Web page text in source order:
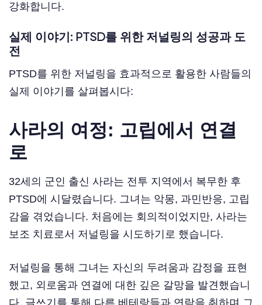
강화합니다.
실제 이야기: PTSD를 위한 저널링의 성공과 도
전
PTSD를 위한 저널링을 효과적으로 활용한 사람들의
실제 이야기를 살펴봅시다:
사라의 여정: 고립에서 연결
로
32세의 군인 출신 사라는 전투 지역에서 복무한 후
PTSD에 시달렸습니다. 그녀는 악몽, 과민반응, 고립
감을 겪었습니다. 처음에는 회의적이었지만, 사라는
보조 치료로서 저널링을 시도하기로 했습니다.
저널링을 통해 그녀는 자신의 두려움과 감정을 표현
했고, 외로움과 연결에 대한 깊은 갈망을 발견했습니
다. 글쓰기를 통해 다른 베테랑들과 연락을 취하며 그